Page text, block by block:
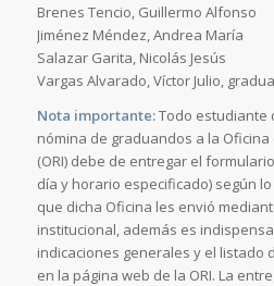
Brenes Tencio, Guillermo Alfonso
Jiménez Méndez, Andrea María
Salazar Garita, Nicolás Jesús
Vargas Alvarado, Víctor Julio,
Nota importante:Todo estudiante
nómina de graduandos a la
(ORI) debe de entregar el formulario
día y horario especificado) según
que dicha Oficina les envió
institucional, además es
indicaciones generales y el listado
en la página web de la ORI. La